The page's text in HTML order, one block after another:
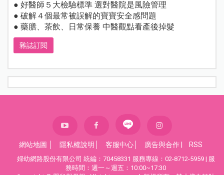
● 好醫師５大檢驗標準 選對醫院是風險管理
● 破解４個最常被誤解的寶寶安全感問題
● 藥膳、茶飲、日常保養 中醫觀點看產後掉髮
雜誌訂閱
網站地圖 隱私權說明 客服中心 廣告與合作 RSS
婦幼網路股份有限公司 統編：70458331 服務專線：02-8712-5959 | 服
務時間：週一～週五：10:00~17:30